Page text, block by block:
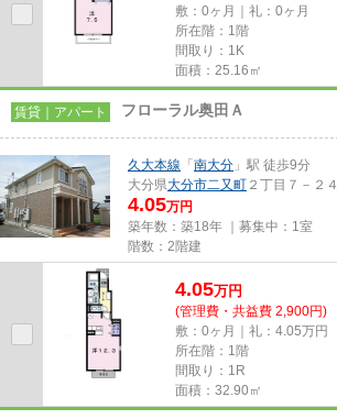
敷：0ヶ月｜礼：0ヶ月
所在階：1階
間取り：1K
面積：25.16㎡
賃貸｜アパート フローラル奥田Ａ
久大本線 「 南大分 」駅 徒歩9分
大分県大分市二又町 ２丁目７－２４
4.05万円
築年数：築18年 ｜募集中： 1室
階数：2階建
4.05万円
(管理費・共益費 2,900円)
敷：0ヶ月｜礼：4.05万円
所在階：1階
間取り：1R
面積：32.90㎡